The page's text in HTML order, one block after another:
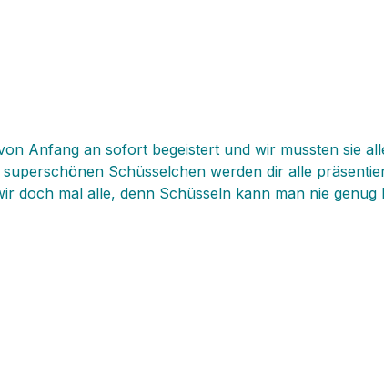
Anfang an sofort begeistert und wir mussten sie
Schüsselchen werden dir alle
doch mal alle, denn Schüsseln kann man nie